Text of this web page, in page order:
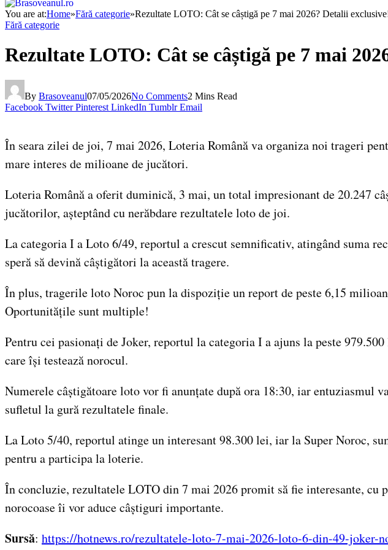
You are at:Home»Fără categorie»Rezultate LOTO: Cât se câștigă pe 7 mai 2026? Detalii
Fără categorie
Rezultate LOTO: Cât se câștigă pe 7 mai
By Brasoveanul07/05/2026No Comments2 Mins Read
Facebook Twitter Pinterest LinkedIn Tumblr Email
În seara zilei de joi, 7 mai 2026, Loteria Română va organiza noi trageri
mare interes de milioane de jucători.
Loteria Română a oferit duminică, 3 mai, un total impresionant de 20.247
jucătorilor, așteptând cu nerăbdare rezultatele loto de joi.
La categoria I a Loto 6/49, reportul a crescut semnificativ, atingând suma
speră să devină câștigători la această tragere.
În plus, tragerile loto Noroc pun la dispoziție un report de peste 6,15
Oportunitățile sunt multiple!
Pentru cei pasionați de Joker, reportul la categoria I a ajuns la peste
care își testează norocul.
Numerele câștigătoare loto vor fi anunțate după ora 18:30, iar entuziasmul
sufletul la gură rezultatele finale.
La Loto 5/40, reportul atinge un interesant 98.300 lei, iar la Super Noroc,
pentru a participa la loterie.
În concluzie, rezultatele LOTO din 7 mai 2026 promit să fie interesante,
norocoase îi vor aduce câștiguri importante.
Sursă: https://hotnews.ro/rezultatele-loto-7-mai-2026-loto-6-din-49-joker-